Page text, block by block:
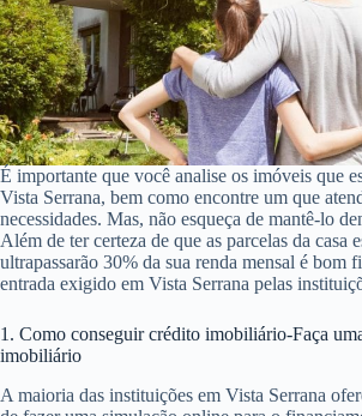
É importante que você analise os imóveis que
Vista Serrana, bem como encontre um que
necessidades. Mas, não esqueça de mantê-lo
Além de ter certeza de que as parcelas da casa
ultrapassarão 30% da sua renda mensal é bom
entrada exigido em Vista Serrana pelas
1. Como conseguir crédito imobiliário-Faça
imobiliário
A maioria das instituições em Vista Serrana